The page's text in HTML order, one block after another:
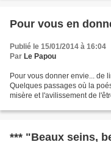
Pour vous en
Publié le 15/01/2014 à 16:04
Par Le Papou
Pour vous donner envie... de
Quelques passages où la
misère et l'avilissement de
*** "Beaux seins,